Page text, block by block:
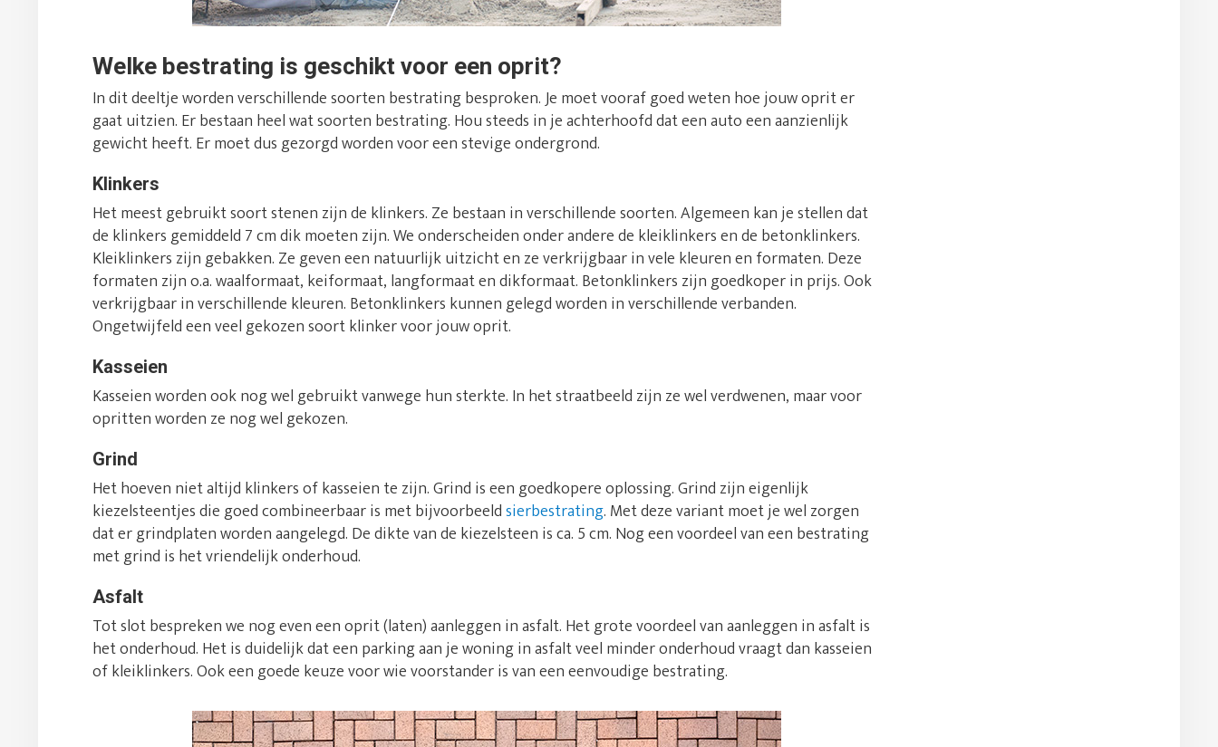
Welke bestrating is geschikt voor een oprit?
In dit deeltje worden verschillende soorten bestrating besproken. Je moet vooraf goed weten hoe jouw oprit er
gaat uitzien. Er bestaan heel wat soorten bestrating. Hou steeds in je achterhoofd dat een auto een aanzienlijk
gewicht heeft. Er moet dus gezorgd worden voor een stevige ondergrond.
Klinkers
Het meest gebruikt soort stenen zijn de klinkers. Ze bestaan in verschillende soorten. Algemeen kan je stellen dat
de klinkers gemiddeld 7 cm dik moeten zijn. We onderscheiden onder andere de kleiklinkers en de betonklinkers.
Kleiklinkers zijn gebakken. Ze geven een natuurlijk uitzicht en ze verkrijgbaar in vele kleuren en formaten. Deze
formaten zijn o.a. waalformaat, keiformaat, langformaat en dikformaat. Betonklinkers zijn goedkoper in prijs. Ook
verkrijgbaar in verschillende kleuren. Betonklinkers kunnen gelegd worden in verschillende verbanden.
Ongetwijfeld een veel gekozen soort klinker voor jouw oprit.
Kasseien
Kasseien worden ook nog wel gebruikt vanwege hun sterkte. In het straatbeeld zijn ze wel verdwenen, maar voor
opritten worden ze nog wel gekozen.
Grind
Het hoeven niet altijd klinkers of kasseien te zijn. Grind is een goedkopere oplossing. Grind zijn eigenlijk
kiezelsteentjes die goed combineerbaar is met bijvoorbeeldsierbestrating. Met deze variant moet je wel zorgen
dat er grindplaten worden aangelegd. De dikte van de kiezelsteen is ca. 5 cm. Nog een voordeel van een bestrating
met grind is het vriendelijk onderhoud.
Asfalt
Tot slot bespreken we nog even een oprit (laten) aanleggen in asfalt. Het grote voordeel van aanleggen in asfalt is
het onderhoud. Het is duidelijk dat een parking aan je woning in asfalt veel minder onderhoud vraagt dan kasseien
of kleiklinkers. Ook een goede keuze voor wie voorstander is van een eenvoudige bestrating.